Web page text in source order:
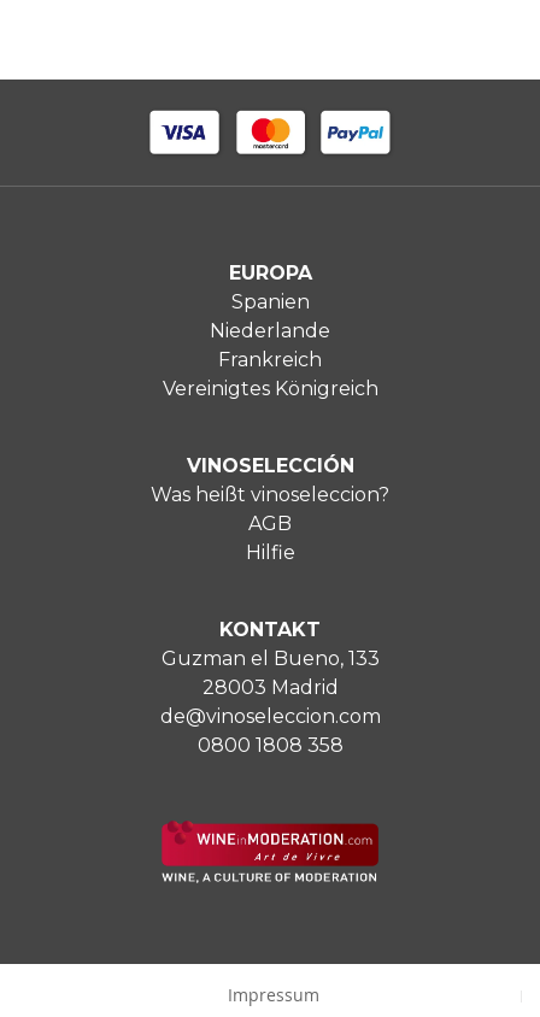
EUROPA
Spanien
Niederlande
Frankreich
Vereinigtes Königreich
VINOSELECCIÓN
Was heißt vinoseleccion?
AGB
Hilfie
KONTAKT
Guzman el Bueno, 133
28003 Madrid
de@vinoseleccion.com
0800 1808 358
Impressum